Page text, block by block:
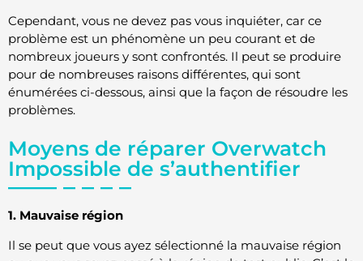
Cependant, vous ne devez pas vous inquiéter, car ce
problème est un phénomène un peu courant et de
nombreux joueurs y sont confrontés. Il peut se produire
pour de nombreuses raisons différentes, qui sont
énumérées ci-dessous, ainsi que la façon de résoudre les
problèmes.
Moyens de réparer Overwatch
Impossible de s’authentifier
1. Mauvaise région
Il se peut que vous ayez sélectionné la mauvaise région